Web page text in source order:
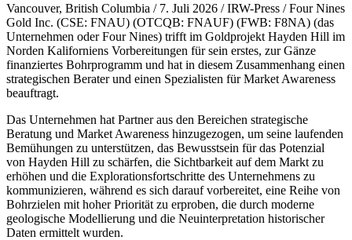
Vancouver, British Columbia / 7. Juli 2026 / IRW-Press / Four Nines
Gold Inc. (CSE: FNAU) (OTCQB: FNAUF) (FWB: F8NA) (das
Unternehmen oder Four Nines) trifft im Goldprojekt Hayden Hill im
Norden Kaliforniens Vorbereitungen für sein erstes, zur Gänze
finanziertes Bohrprogramm und hat in diesem Zusammenhang einen
strategischen Berater und einen Spezialisten für Market Awareness
beauftragt.
Das Unternehmen hat Partner aus den Bereichen strategische
Beratung und Market Awareness hinzugezogen, um seine laufenden
Bemühungen zu unterstützen, das Bewusstsein für das Potenzial
von Hayden Hill zu schärfen, die Sichtbarkeit auf dem Markt zu
erhöhen und die Explorationsfortschritte des Unternehmens zu
kommunizieren, während es sich darauf vorbereitet, eine Reihe von
Bohrzielen mit hoher Priorität zu erproben, die durch moderne
geologische Modellierung und die Neuinterpretation historischer
Daten ermittelt wurden.